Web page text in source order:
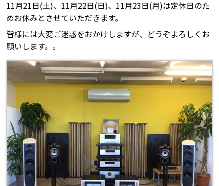
11月21日(土)、11月22日(日)、11月23日(月)は定休日のた
めお休みとさせていただきます。
皆様には大変ご迷惑をおかけしますが、どうぞよろしくお
願いします。。